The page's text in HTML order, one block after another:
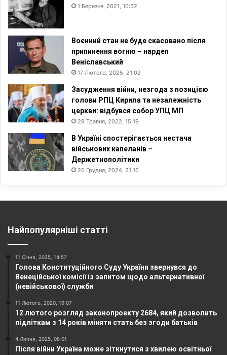
1 Березня, 2021, 10:52
Воєнний стан не буде скасовано після
припинення вогню – нардеп
Веніславський
17 Лютого, 2025, 21:02
Засудження війни, незгода з позицією
голови РПЦ Кирила та незалежність
церкви: відбувся собор УПЦ МП
28 Травня, 2022, 15:19
В Україні спостерігається нестача
військових капеланів –
Держетнополітики
20 Грудня, 2024, 21:16
Найпопулярніші статті
11 Січня, 2025, 14:57
Голова Конституційного Суду України звернувся до
Венеційської комісії із запитом щодо альтернативної
(невійськової) служби
11 Лютого, 2020, 19:07
12 лютого розгляд законопроекту 2684, який дозволить
підліткам з 14 років міняти стать без згоди батьків
4 Липня, 2025, 08:01
Після війни Україна може зіткнутися з хвилею освітньої